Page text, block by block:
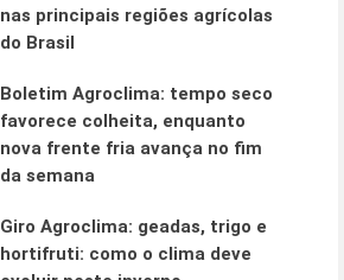
nas principais regiões agrícolas
do Brasil
Boletim Agroclima: tempo seco
favorece colheita, enquanto
nova frente fria avança no fim
da semana
Giro Agroclima: geadas, trigo e
hortifruti: como o clima deve